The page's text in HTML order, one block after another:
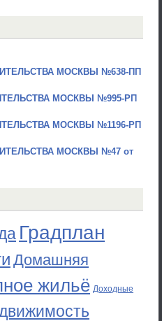
МОСКВЫ №638-ПП
МОСКВЫ №995-РП
МОСКВЫ №1196-РП
МОСКВЫ №47 от
Градплан
Домашняя
жильё Доходные